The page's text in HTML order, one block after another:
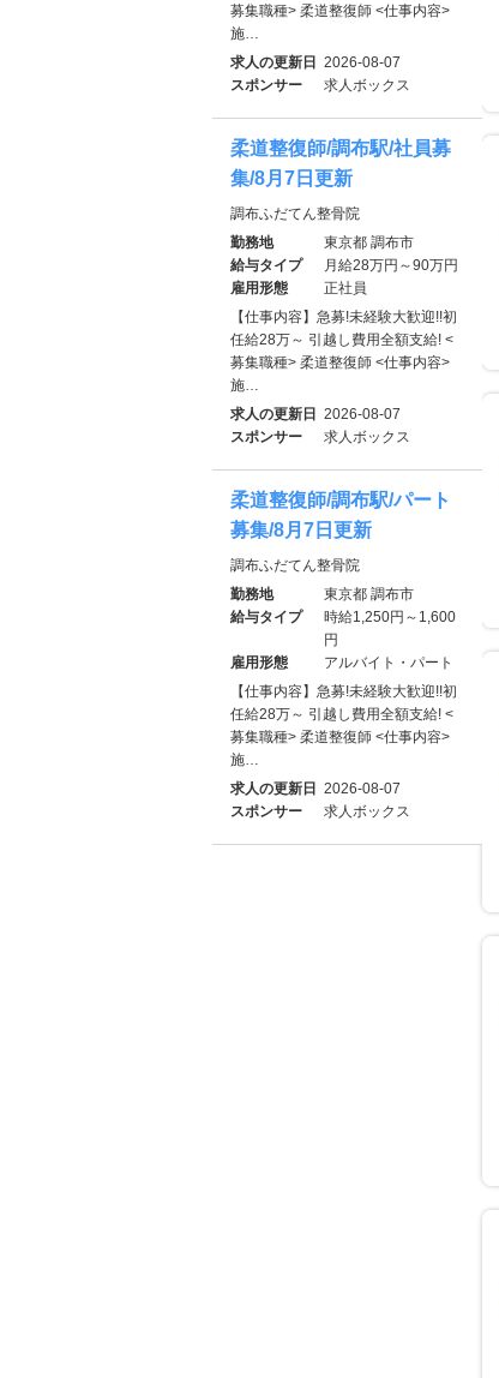
募集職種> 柔道整復師 <仕事内容>
施…
求人の更新日 2026-08-07
スポンサー
求人ボックス
柔道整復師/調布駅/社員募
集/8月7日更新
調布ふだてん整骨院
勤務地
東京都 調布市
給与タイプ
月給28万円～90万円
雇用形態
正社員
【仕事内容】急募!未経験大歓迎!!初
任給28万～ 引越し費用全額支給! <
募集職種> 柔道整復師 <仕事内容>
施…
求人の更新日 2026-08-07
スポンサー
求人ボックス
柔道整復師/調布駅/パート
募集/8月7日更新
調布ふだてん整骨院
勤務地
東京都 調布市
給与タイプ
時給1,250円～1,600
円
雇用形態
アルバイト・パート
【仕事内容】急募!未経験大歓迎!!初
任給28万～ 引越し費用全額支給! <
募集職種> 柔道整復師 <仕事内容>
施…
求人の更新日 2026-08-07
スポンサー
求人ボックス